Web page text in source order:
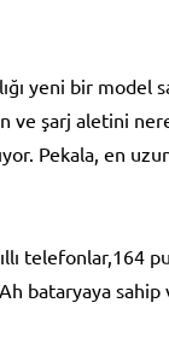
yeni bir model
ve şarj aletini
Pekala, en
telefonlar,164
bataryaya sahip